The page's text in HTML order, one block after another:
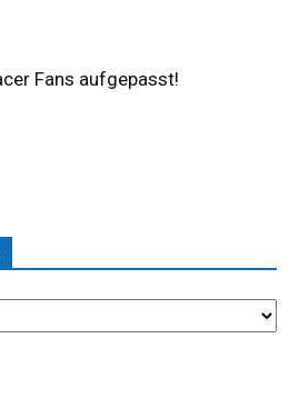
Fans aufgepasst!